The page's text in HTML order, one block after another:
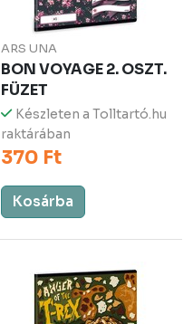
ARS UNA
BON VOYAGE 2. OSZT.
FÜZET
Készleten a Tolltartó.hu
raktárában
370 Ft
Kosárba